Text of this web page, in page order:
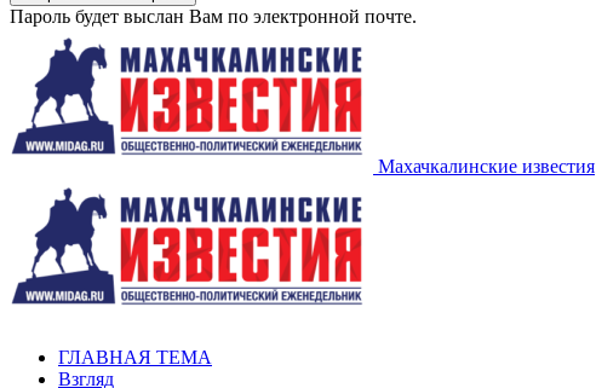
Пароль будет выслан Вам по электронной почте.
Махачкалинские известия
ГЛАВНАЯ ТЕМА
Взгляд